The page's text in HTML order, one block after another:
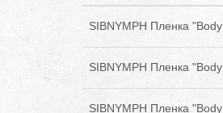
SIBNYMPH Пленка
SIBNYMPH Пленка
SIBNYMPH Пленка